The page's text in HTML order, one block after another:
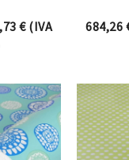
€Price range:
(IVA
684,26